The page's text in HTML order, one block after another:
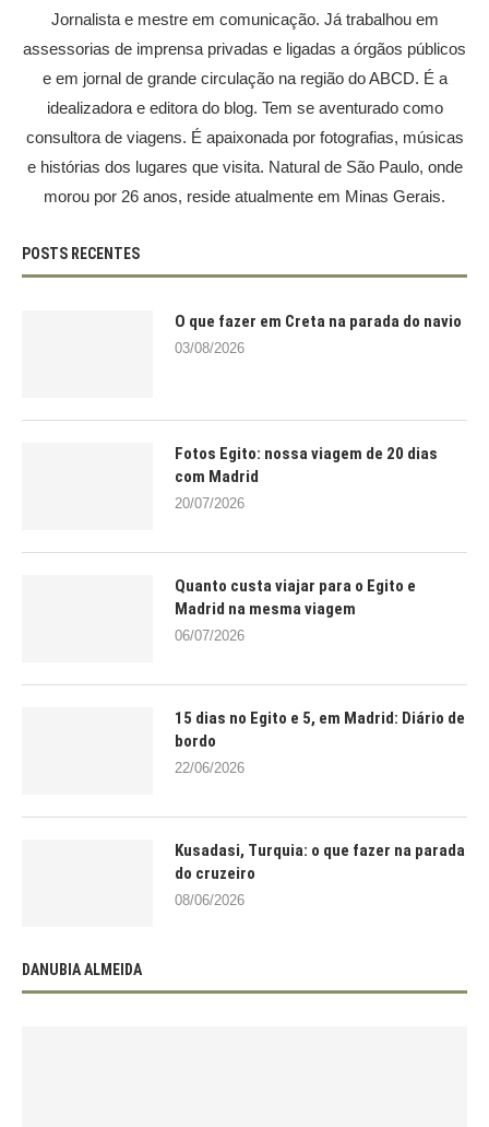
Jornalista e mestre em comunicação. Já trabalhou em
assessorias de imprensa privadas e ligadas a órgãos públicos
e em jornal de grande circulação na região do ABCD. É a
idealizadora e editora do blog. Tem se aventurado como
consultora de viagens. É apaixonada por fotografias, músicas
e histórias dos lugares que visita. Natural de São Paulo, onde
morou por 26 anos, reside atualmente em Minas Gerais.
POSTS RECENTES
O que fazer em Creta na parada do navio
03/08/2026
Fotos Egito: nossa viagem de 20 dias
com Madrid
20/07/2026
Quanto custa viajar para o Egito e
Madrid na mesma viagem
06/07/2026
15 dias no Egito e 5, em Madrid: Diário de
bordo
22/06/2026
Kusadasi, Turquia: o que fazer na parada
do cruzeiro
08/06/2026
DANUBIA ALMEIDA